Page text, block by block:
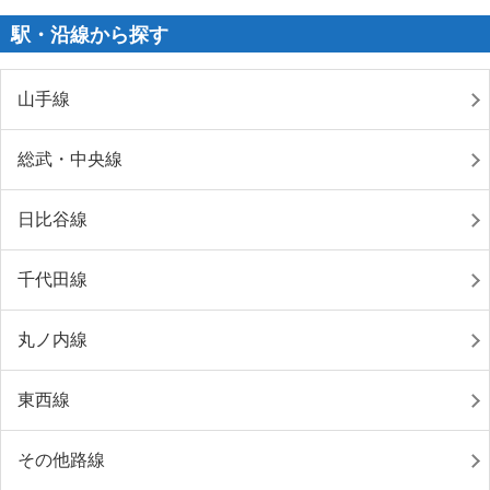
駅・沿線から探す
山手線
総武・中央線
日比谷線
千代田線
丸ノ内線
東西線
その他路線